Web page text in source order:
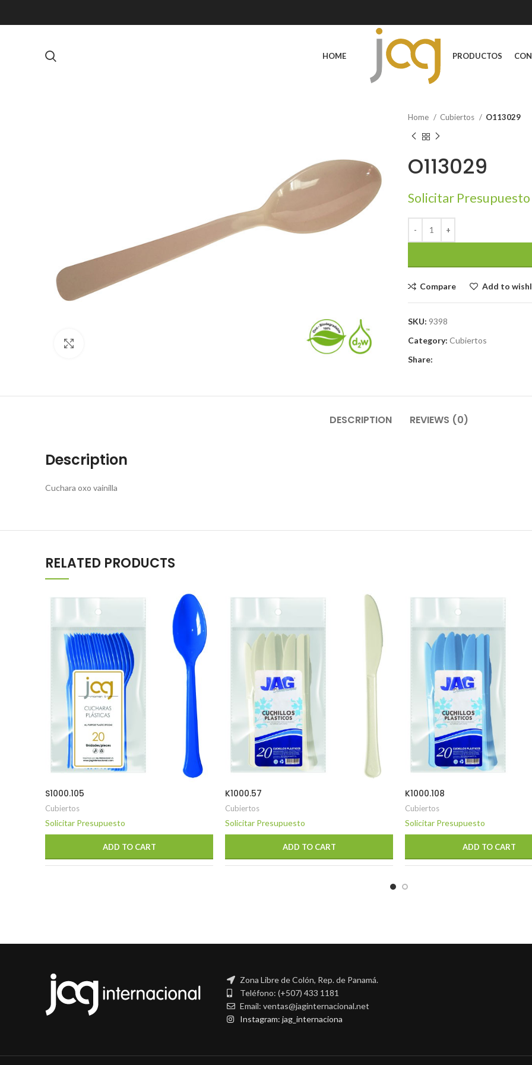
HOME PRODUCTOS
Home Cubiertos O113029
O113029
Solicitar Presupuesto
Compare Add to
SKU: 9398
Category: Cubiertos
Share:
DESCRIPTION REVIEWS (0)
Description
Cuchara oxo vainilla
RELATED PRODUCTS
S1000.105
Cubiertos
Solicitar Presupuesto
ADD TO CART
K1000.57
Cubiertos
Solicitar Presupuesto
ADD TO CART
K1000.108
Cubiertos
Solicitar Presupuesto
ADD TO CART
Zona Libre de Colón, Rep. de Panamá.
Teléfono: (+507) 433 1181
Email: ventas@jaginternacional.net
Instagram: jag_internaciona